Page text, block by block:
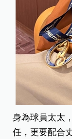
身為球員太太
任，更要配合